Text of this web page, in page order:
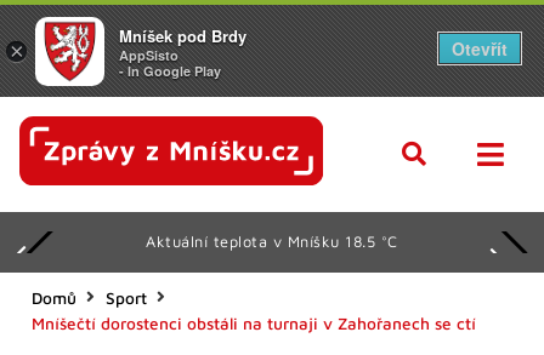
Aktuální teplota v Mníšku 18.5 °C
Domů
Sport
Mníšečtí dorostenci obstáli na turnaji v Zahořanech se ctí
×
Mníšek pod Brdy
AppSisto
- In Google Play
Otevřít